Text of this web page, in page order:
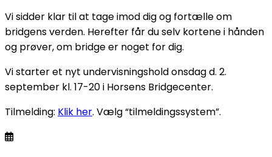
Vi sidder klar til at tage imod dig og fortælle om
bridgens verden. Herefter får du selv kortene i hånden
og prøver, om bridge er noget for dig.
Vi starter et nyt undervisningshold onsdag d. 2.
september kl. 17-20 i Horsens Bridgecenter.
Tilmelding: Klik her. Vælg “tilmeldingssystem”.